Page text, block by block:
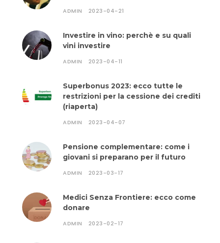
ADMIN 2023-04-21
Investire in vino: perchè e su quali
vini investire
ADMIN 2023-04-11
Superbonus 2023: ecco tutte le
restrizioni per la cessione dei crediti
(riaperta)
ADMIN 2023-04-07
Pensione complementare: come i
giovani si preparano per il futuro
ADMIN 2023-03-17
Medici Senza Frontiere: ecco come
donare
ADMIN 2023-02-17